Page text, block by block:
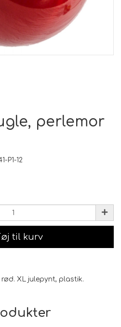
perlemor
P1-12
til kurv
XL julepynt, plastik.